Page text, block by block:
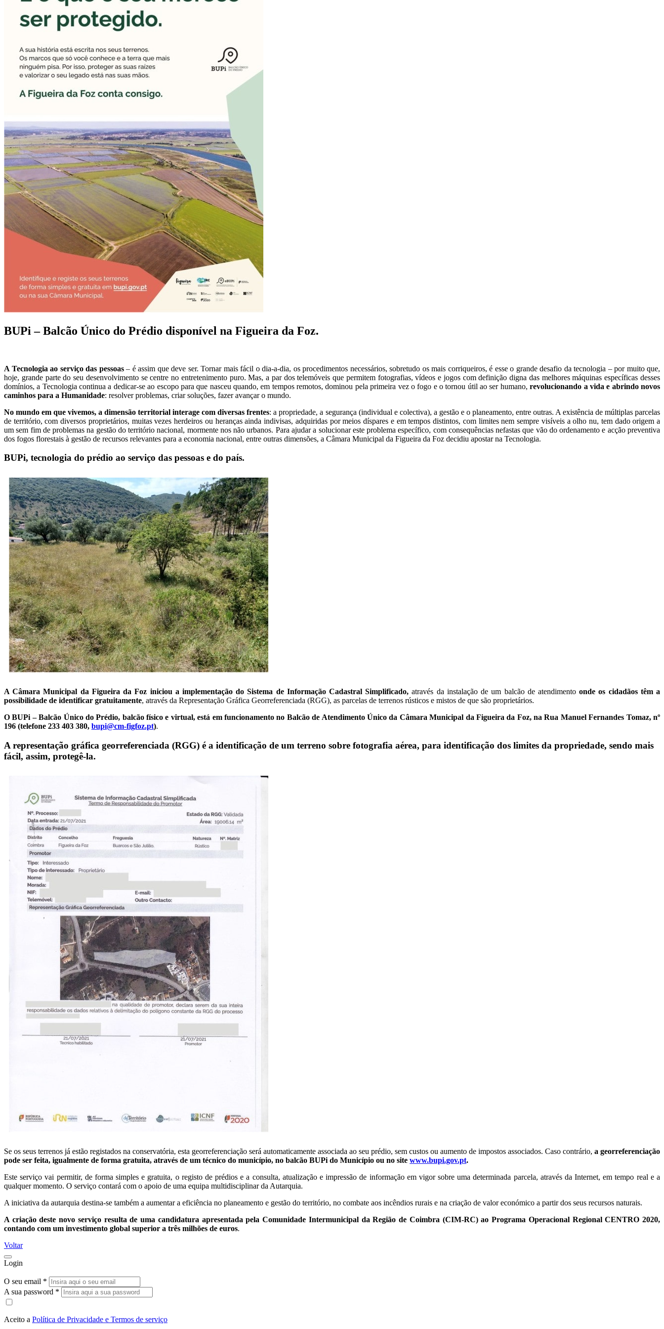
BUPi – Balcão Único do Prédio disponível na Figueira da Foz.
A Tecnologia ao serviço das pessoas– é assim que deve ser. Tornar mais fácil o dia-a-dia, os procedimentos necessários, sobretudo os mais corriqueiros, é esse o grande desafio da tecnologia – por muito que,
hoje, grande parte do seu desenvolvimento se centre no entretenimento puro. Mas, a par dos telemóveis que permitem fotografias, vídeos e jogos com definição digna das melhores máquinas específicas desses
domínios, a Tecnologia continua a dedicar-se ao escopo para que nasceu quando, em tempos remotos, dominou pela primeira vez o fogo e o tornou útil ao ser humano,revolucionando a vida e abrindo novos
caminhos para a Humanidade: resolver problemas, criar soluções, fazer avançar o mundo.
No mundo em que vivemos, a dimensão territorial interage com diversas frentes: a propriedade, a segurança (individual e colectiva), a gestão e o planeamento, entre outras. A existência de múltiplas parcelas
de território, com diversos proprietários, muitas vezes herdeiros ou heranças ainda indivisas, adquiridas por meios díspares e em tempos distintos, com limites nem sempre visíveis a olho nu, tem dado origem a
um sem fim de problemas na gestão do território nacional, mormente nos não urbanos. Para ajudar a solucionar este problema específico, com consequências nefastas que vão do ordenamento e acção preventiva
dos fogos florestais à gestão de recursos relevantes para a economia nacional, entre outras dimensões, a Câmara Municipal da Figueira da Foz decidiu apostar na Tecnologia.
BUPi, tecnologia do prédio ao serviço das pessoas e do país.
A Câmara Municipal da Figueira da Foz iniciou a implementação do Sistema de Informação Cadastral Simplificado,através da instalação de um balcão de atendimentoonde os cidadãos têm a
possibilidade de identificar gratuitamente, através da Representação Gráfica Georreferenciada (RGG), as parcelas de terrenos rústicos e mistos de que são proprietários.
O BUPi – Balcão Único do Prédio, balcão físico e virtual, está em funcionamento no Balcão de Atendimento Único da Câmara Municipal da Figueira da Foz, na Rua Manuel Fernandes Tomaz, nº
196 (telefone 233 403 380, bupi@cm-figfoz.pt).
A representação gráfica georreferenciada (RGG) é a identificação de um terreno sobre fotografia aérea, para identificação dos limites da propriedade, sendo mais
fácil, assim, protegê-la.
Se os seus terrenos já estão registados na conservatória, esta georreferenciação será automaticamente associada ao seu prédio, sem custos ou aumento de impostos associados. Caso contrário, a georreferenciação
pode ser feita, igualmente de forma gratuita, através de um técnico do município, no balcão BUPi do Município ou no site www.bupi.gov.pt.
Este serviço vai permitir, de forma simples e gratuita, o registo de prédios e a consulta, atualização e impressão de informação em vigor sobre uma determinada parcela, através da Internet, em tempo real e a
qualquer momento. O serviço contará com o apoio de uma equipa multidisciplinar da Autarquia.
A iniciativa da autarquia destina-se também a aumentar a eficiência no planeamento e gestão do território, no combate aos incêndios rurais e na criação de valor económico a partir dos seus recursos naturais.
A criação deste novo serviço resulta de uma candidatura apresentada pela Comunidade Intermunicipal da Região de Coimbra (CIM-RC) ao Programa Operacional Regional CENTRO 2020,
contando com um investimento global superior a três milhões de euros.
Voltar
Login
O seu email *
A sua password *
Aceito a Política de Privacidade e Termos de serviço